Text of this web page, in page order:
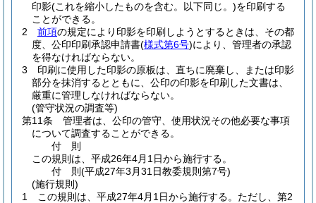
印影(これを縮小したものを含む。以下同じ。)を印刷する
ことができる。
2
前項の規定により印影を印刷しようとするときは、その都
度、公印印刷承認申請書(様式第6号)により、管理者の承認
を得なければならない。
3
印刷に使用した印影の原板は、直ちに廃棄し、または印影
部分を抹消するとともに、公印の印影を印刷した文書は、
厳重に管理しなければならない。
(管守状況の調査等)
第11条
管理者は、公印の管守、使用状況その他必要な事項
について調査することができる。
付 則
この規則は、平成26年4月1日から施行する。
付 則(平成27年3月31日教委規則第7号)
(施行規則)
1
この規則は、平成27年4月1日から施行する。 ただし、第2